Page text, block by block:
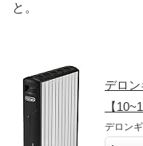
と。
デロ
【
デロンギ